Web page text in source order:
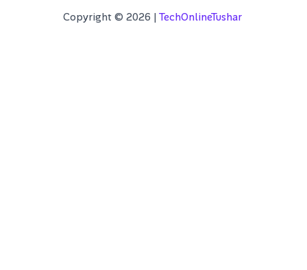
Copyright © 2026 | TechOnlineTushar